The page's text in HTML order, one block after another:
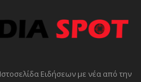
Ειδήσεων με νέα από την